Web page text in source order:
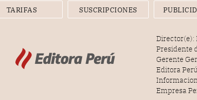
TARIFAS SUSCRIPCIONES
Director(e):
Presidente
Gerente
Editora
Empresa